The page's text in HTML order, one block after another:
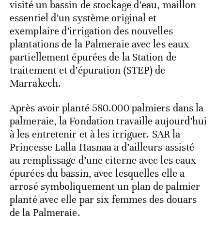
visité un bassin de stockage d’eau, maillon
essentiel d’un système original et
exemplaire d’irrigation des nouvelles
plantations de la Palmeraie avec les eaux
partiellement épurées de la Station de
traitement et d’épuration (STEP) de
Marrakech.
Après avoir planté 580.000 palmiers dans la
palmeraie, la Fondation travaille aujourd’hui
à les entretenir et à les irriguer. SAR la
Princesse Lalla Hasnaa a d’ailleurs assisté
au remplissage d’une citerne avec les eaux
épurées du bassin, avec lesquelles elle a
arrosé symboliquement un plan de palmier
planté avec elle par six femmes des douars
de la Palmeraie.